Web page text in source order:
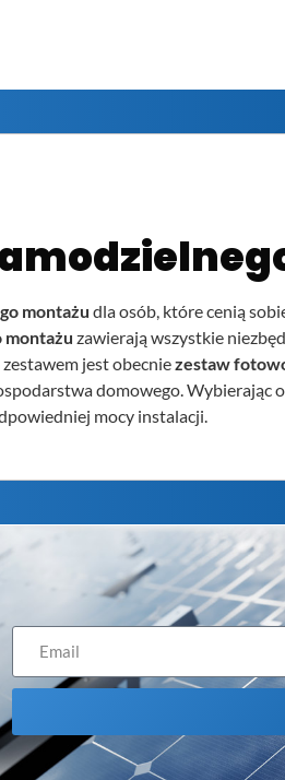
montażu dla osób, które cenią
montażu zawierają wszystkie
jest obecniezestaw
domowego. Wybierając
mocy instalacji.